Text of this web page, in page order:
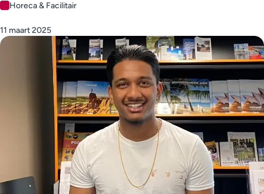
Horeca & Facilitair
11 maart 2025